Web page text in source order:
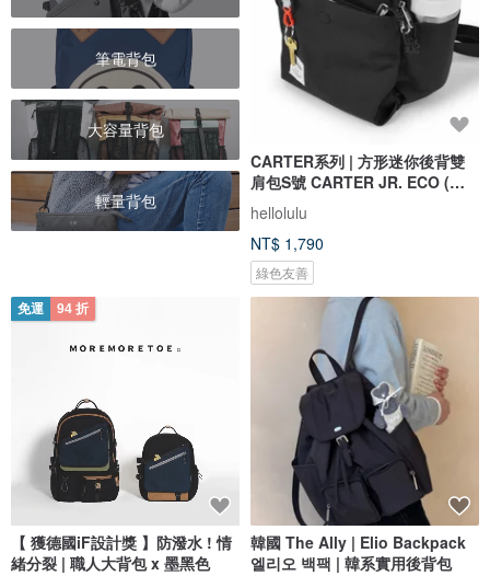
筆電背包
大容量背包
輕量背包
CARTER系列 | 方形迷你後背雙
肩包S號 CARTER JR. ECO (暗
黑)
hellolulu
NT$ 1,790
綠色友善
免運 94 折
【 獲德國iF設計獎 】防潑水 ! 情
緒分裂 | 職人大背包 x 墨黑色
韓國 The Ally | Elio Backpack
엘리오 백팩 | 韓系實用後背包